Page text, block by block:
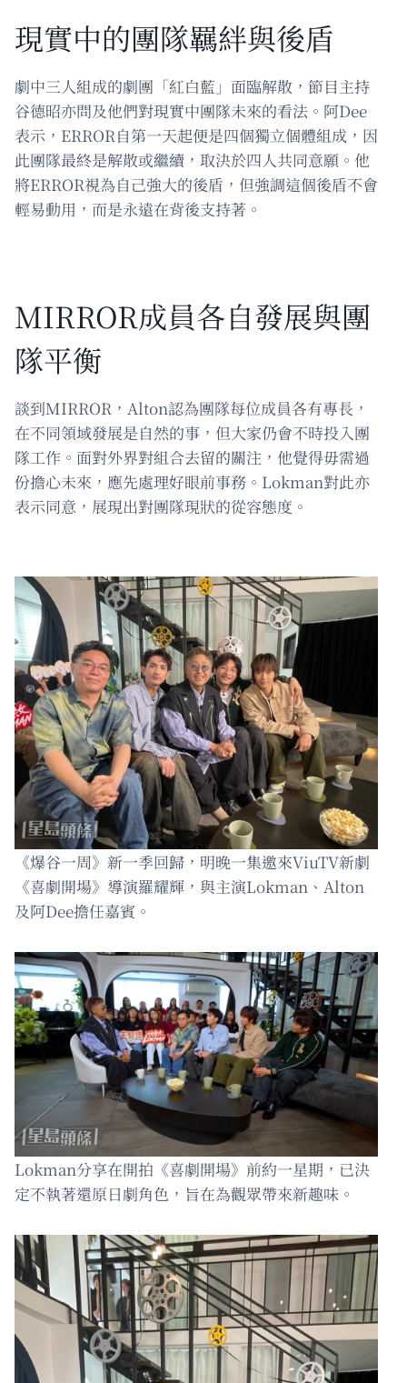
現實中的團隊羈絆與後盾
劇中三人組成的劇團「紅白藍」面臨解散，節目主持
谷德昭亦問及他們對現實中團隊未來的看法。阿Dee
表示，ERROR自第一天起便是四個獨立個體組成，因
此團隊最終是解散或繼續，取決於四人共同意願。他
將ERROR視為自己強大的後盾，但強調這個後盾不會
輕易動用，而是永遠在背後支持著。
MIRROR成員各自發展與團
隊平衡
談到MIRROR，Alton認為團隊每位成員各有專長，
在不同領域發展是自然的事，但大家仍會不時投入團
隊工作。面對外界對組合去留的關注，他覺得毋需過
份擔心未來，應先處理好眼前事務。Lokman對此亦
表示同意，展現出對團隊現狀的從容態度。
《爆谷一周》新一季回歸，明晚一集邀來ViuTV新劇
《喜劇開場》導演羅耀輝，與主演Lokman、Alton
及阿Dee擔任嘉賓。
Lokman分享在開拍《喜劇開場》前約一星期，已決
定不執著還原日劇角色，旨在為觀眾帶來新趣味。